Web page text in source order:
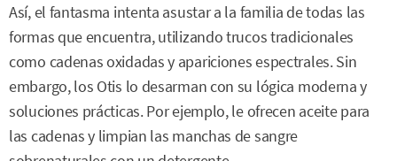
Así, el fantasma intenta asustar a la familia de todas las
formas que encuentra, utilizando trucos tradicionales
como cadenas oxidadas y apariciones espectrales. Sin
embargo, los Otis lo desarman con su lógica moderna y
soluciones prácticas. Por ejemplo, le ofrecen aceite para
las cadenas y limpian las manchas de sangre